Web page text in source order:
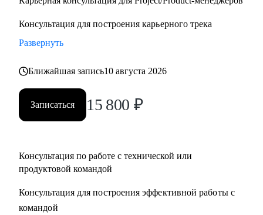
Консультация для построения карьерного трека
Развернуть
Ближайшая запись10 августа 2026
Записаться 15 800 ₽
Консультация по работе с технической или
продуктовой командой
Консультация для построения эффективной работы с
командой